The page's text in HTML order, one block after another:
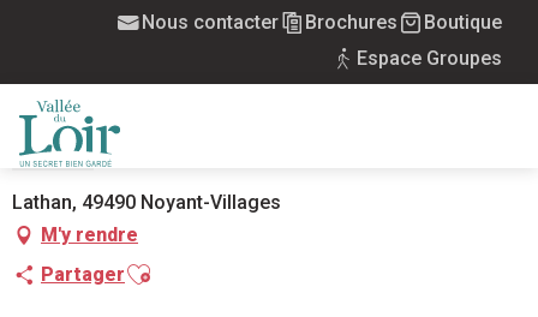
principal
Nous contacter Brochures
Boutique
Espace Groupes
Bergerie de Lathan
BERGERIE DE LATHAN
MEUBLÉS
Lathan, 49490 Noyant-Villages
M'y rendre
PartagerAjouter aux favoris